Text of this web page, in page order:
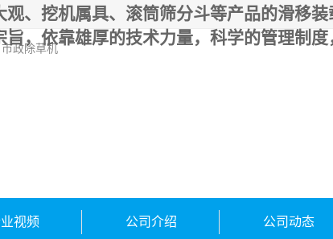
、挖机属具、滚筒筛分斗等产品的滑移
，依靠雄厚的技术力量，科学的管理制
视频 公司介绍 公司动态
政除草机